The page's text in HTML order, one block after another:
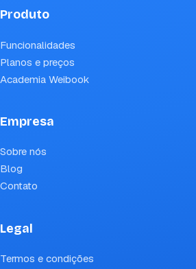
Produto
Funcionalidades
Planos e preços
Academia Weibook
Empresa
Sobre nós
Blog
Contato
Legal
Termos e condições